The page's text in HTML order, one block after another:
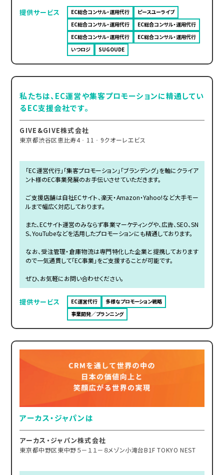
提供サービス EC総合コンサル・運用代行
ピースユーライブ
EC総合コンサル・運用代行
EC総合コンサル・運用代行
EC総合コンサル・運用代行
EC総合コンサル・運用代行
いつロジ
SUGOUDE
私たちは、EC運営や集客プロモーションに精通してい
るEC支援会社です。
GIVE&GIVE株式会社
東京都渋谷区恵比寿4‐11‐9クオーレエビス
「EC運営代行」「集客プロモーション」「ブランデング」を軸にクライア
ント様のEC事業発展のお手伝いさせていただきます。
ご支援店舗は自社ECサイト、楽天・Amazon・Yahoo!など大手モー
ルまで幅広く対応しております。
また、ECサイト運営のみならず事業マーケティングや、広告、SEO、SN
S、YouTubeなどを活用したプロモーションにも精通しております。
なお、受注管理・倉庫物流は専門特化した企業と提携しております
ので一気通貫して「EC事業」をご支援することが可能です。
ぜひ、お気軽にお問い合わせください。
提供サービス EC運営代行
多様なプロモーション戦略
事業開発／プランニング
アーカス・ジャパンは
アーカス・ジャパン株式会社
東京都中野区東中野５－１１－８メゾン小滝台B1F TOKYO NEST